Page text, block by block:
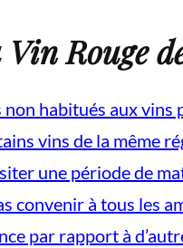
Rouge
habitués aux vins
vins de la même
une période de
convenir à tous les
par rapport à